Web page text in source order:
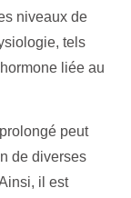
niveaux de
tels
liée au
peut
de diverses
il est